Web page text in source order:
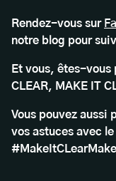
Rendez-vous sur
notre blog pour
Et vous, êtes-vous
CLEAR, MAKE IT
Vous pouvez aussi
vos astuces avec